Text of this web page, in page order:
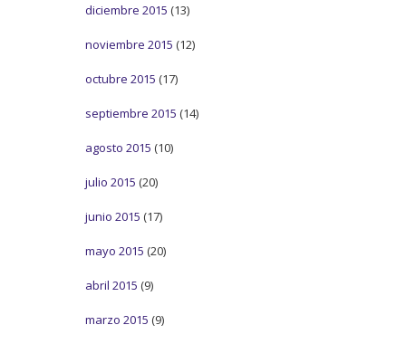
diciembre 2015 (13)
noviembre 2015 (12)
octubre 2015 (17)
septiembre 2015 (14)
agosto 2015 (10)
julio 2015 (20)
junio 2015 (17)
mayo 2015 (20)
abril 2015 (9)
marzo 2015 (9)